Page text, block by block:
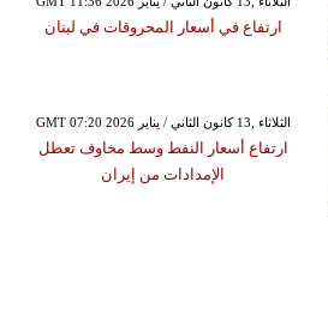
ارتفاع في أسعار المحروقات في لبنان
GMT 07:20 2026 الثلاثاء ,13 كانون الثاني / يناير
ارتفاع أسعار النفط وسط مخاوف تعطل
الإمدادات من إيران